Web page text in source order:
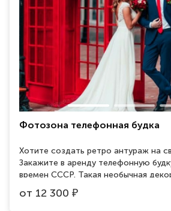
Фотозона телефонная будка
Хотите создать ретро антураж на
Закажите в аренду телефонную
времен СССР. Такая необычная
только оформить вечеринку в стиле
устроить гостям неплохую зону для
от 12 300 ₽